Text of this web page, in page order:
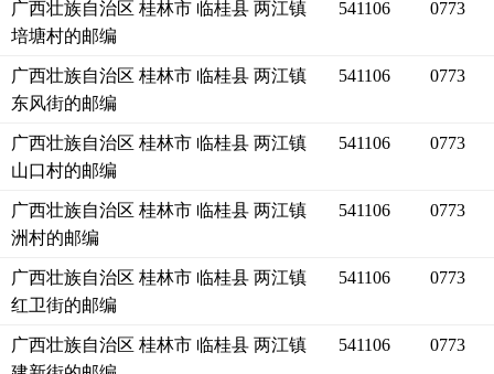
广西壮族自治区 桂林市 临桂县 两江镇
培塘村的邮编
541106 0773
广西壮族自治区 桂林市 临桂县 两江镇
东风街的邮编
541106 0773
广西壮族自治区 桂林市 临桂县 两江镇
山口村的邮编
541106 0773
广西壮族自治区 桂林市 临桂县 两江镇
洲村的邮编
541106 0773
广西壮族自治区 桂林市 临桂县 两江镇
红卫街的邮编
541106 0773
广西壮族自治区 桂林市 临桂县 两江镇
541106 0773